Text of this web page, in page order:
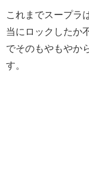
これまでスープラ
当にロックしたか
でそのもやもやか
す。